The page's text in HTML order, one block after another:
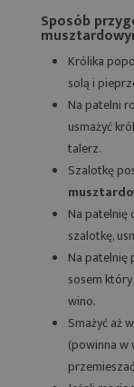
Sposób
Królika
solą i
Na patelni
usmażyć
talerz.
Szalotkę
Na patelnię
szalotkę,
Na patelnię
sosem
wino.
Smażyć aż
(powinna w